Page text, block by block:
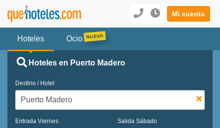
Mi cuenta
Hoteles Ocio
Hoteles en Puerto Madero
Destino / Hotel
Entrada Viernes Salida Sábado